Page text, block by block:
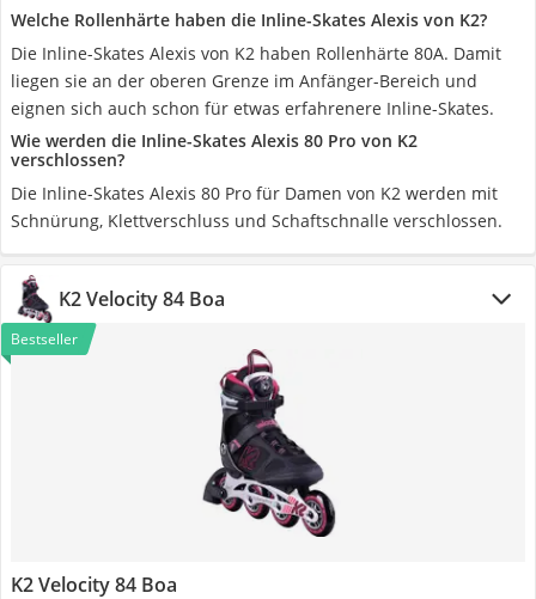
Welche Rollenhärte haben die Inline-Skates Alexis von K2?
Die Inline-Skates Alexis von K2 haben Rollenhärte 80A. Damit
liegen sie an der oberen Grenze im Anfänger-Bereich und
eignen sich auch schon für etwas erfahrenere Inline-Skates.
Wie werden die Inline-Skates Alexis 80 Pro von K2
verschlossen?
Die Inline-Skates Alexis 80 Pro für Damen von K2 werden mit
Schnürung, Klettverschluss und Schaftschnalle verschlossen.
K2 Velocity 84 Boa
Bestseller
K2 Velocity 84 Boa